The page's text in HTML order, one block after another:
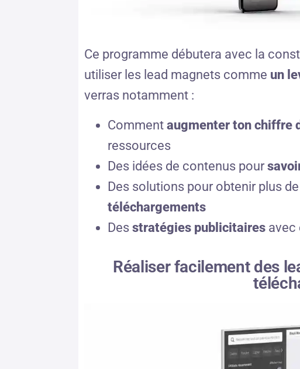
Ce programme débutera avec la
utiliser les lead magnets comme un
verras notamment :
Comment augmenter ton chiffre
ressources
Des idées de contenus pour
Des solutions pour obtenir plus de
téléchargements
Des stratégies publicitaires avec
Réaliser facilement des